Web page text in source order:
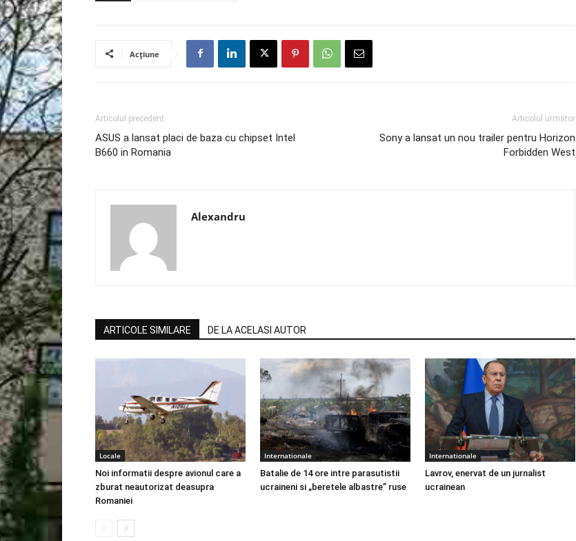
Acțiune
Articolul precedent
ASUS a lansat placi de baza cu chipset Intel
B660 in Romania
Articolul urmator
Sony a lansat un nou trailer pentru Horizon
Forbidden West
Alexandru
ARTICOLE SIMILARE DE LA ACELASI AUTOR
Locale
Noi informatii despre avionul care a
zburat neautorizat deasupra
Romaniei
Internationale
Batalie de 14 ore intre parasutistii
ucraineni si „beretele albastre” ruse
Internationale
Lavrov, enervat de un jurnalist
ucrainean